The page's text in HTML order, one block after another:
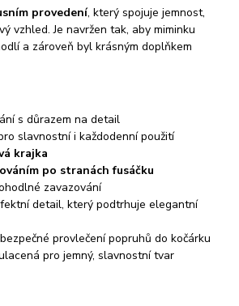
provedení, který spojuje jemnost,
vzhled. Je navržen tak, aby miminku
a zároveň byl krásným doplňkem
s důrazem na detail
slavnostní i každodenní použití
krajka
po stranách fusáčku
zavazování
detail, který podtrhuje elegantní
provlečení popruhů do kočárku
pro jemný, slavnostní tvar